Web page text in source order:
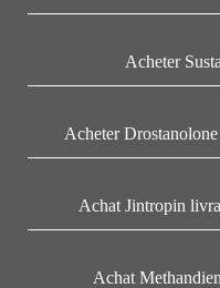
Acheter
Acheter
Achat Jintropin
Achat